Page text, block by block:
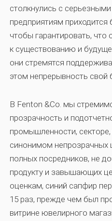
столкнулись с
предприятиям приходится
чтобы гарантировать,
к существованию и
они стремятся
этом непрерывность свой
В Fenton &Co. мы
прозрачность и
промышленности,
синонимом непрозрачных
полных посредников, не
продукту и завышающих
оценкам, синий сапфир
15 раз, прежде чем был
витрине ювелирного